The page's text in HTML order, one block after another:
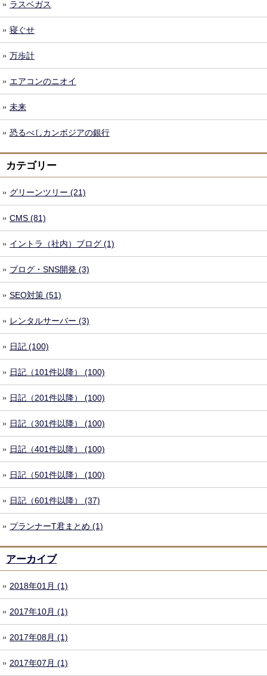
ラスベガス
寝ぐせ
万歩計
エアコンのニオイ
未来
恐るべしカンボジアの銀行
カテゴリー
グリーンツリー (21)
CMS (81)
イントラ（社内）ブログ (1)
ブログ・SNS開発 (3)
SEO対策 (51)
レンタルサーバー (3)
日記 (100)
日記（101件以降） (100)
日記（201件以降） (100)
日記（301件以降） (100)
日記（401件以降） (100)
日記（501件以降） (100)
日記（601件以降） (37)
プランナーT君まとめ (1)
アーカイブ
2018年01月 (1)
2017年10月 (1)
2017年08月 (1)
2017年07月 (1)